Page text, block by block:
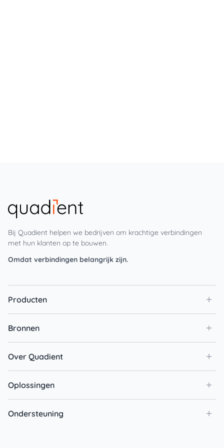
Bij Quadient helpen we bedrijven om krachtige verbindingen
met hun klanten op te bouwen.
Omdat verbindingen belangrijk zijn.
Producten
Bronnen
Over Quadient
Oplossingen
Ondersteuning